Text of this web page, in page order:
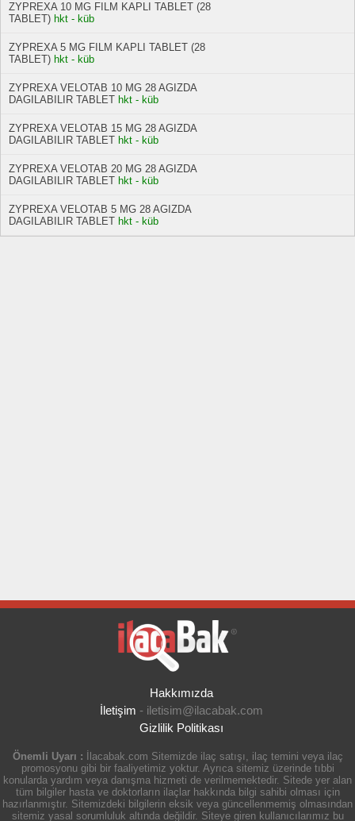
ZYPREXA 10 MG FILM KAPLI TABLET (28
TABLET) hkt - küb
ZYPREXA 5 MG FILM KAPLI TABLET (28
TABLET) hkt - küb
ZYPREXA VELOTAB 10 MG 28 AGIZDA
DAGILABILIR TABLET hkt - küb
ZYPREXA VELOTAB 15 MG 28 AGIZDA
DAGILABILIR TABLET hkt - küb
ZYPREXA VELOTAB 20 MG 28 AGIZDA
DAGILABILIR TABLET hkt - küb
ZYPREXA VELOTAB 5 MG 28 AGIZDA
DAGILABILIR TABLET hkt - küb
Hakkımızda
İletişim - iletisim@ilacabak.com
Gizlilik Politikası
Önemli Uyarı : İlacabak.com Sitemizde ilaç satışı, ilaç temini veya ilaç
promosyonu gibi bir faaliyetimiz yoktur. Ayrıca sitemiz üzerinde tıbbi
konularda yardım veya danışma hizmeti de verilmemektedir. Sitede yer alan
tüm bilgiler hasta ve doktorların ilaçlar hakkında bilgi sahibi olması için
hazırlanmıştır. Sitemizdeki bilgilerin eksik veya güncellenmemiş olmasından
sitemiz yasal sorumluluk altında değildir. Siteye giren kullanıcılarımız bu